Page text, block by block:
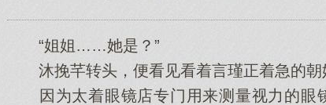
“姐姐……她是？”
沐挽芊转头，便看见看着言瑾正着急的朝
因为太着眼镜店专门用来测量视力的眼